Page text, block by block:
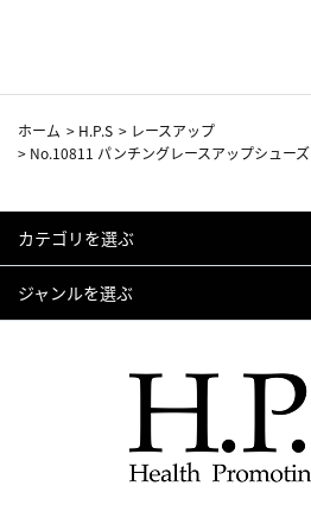
ホーム > H.P.S > レースアップ
> No.10811 パンチングレースアップシューズ
カテゴリを選ぶ
ジャンルを選ぶ